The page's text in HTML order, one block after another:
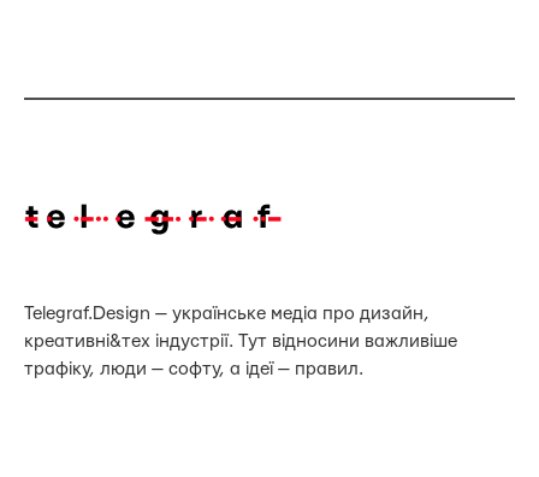
Telegraf.Design — українське медіа про дизайн,
креативні&тех індустрії. Тут відносини важливіше
трафіку, люди — софту, а ідеї — правил.